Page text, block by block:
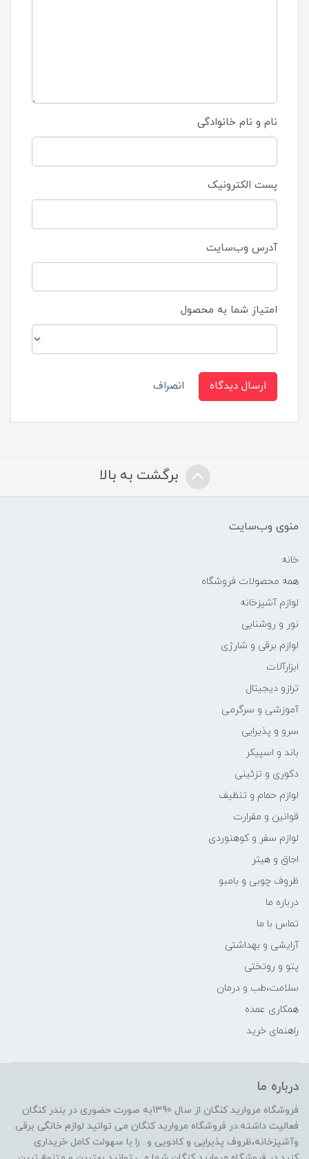
نام و نام خانوادگی
پست الکترونیک
آدرس وب‌سایت
امتیاز شما به محصول
ارسال دیدگاه انصراف
برگشت به بالا
منوی وب‌سایت
خانه
همه محصولات فروشگاه
لوازم آشپزخانه
نور و روشنایی
لوازم برقی و شارژی
ابزارآلات
ترازو دیجیتال
آموزشی و سرگرمی
سرو و پذیرایی
باند و اسپیکر
دکوری و تزئینی
لوازم حمام و تنظیف
قوانین و مقرارت
لوازم سفر و کوهنوردی
اجاق و هیتر
ظروف چوبی و بامبو
درباره ما
تماس با ما
آرایشی و بهداشتی
پتو و روتختی
سلامت،طب و درمان
همکاری عمده
راهنمای خرید
درباره ما
فروشگاه مروارید کنگان از سال 1390به صورت حضوری در بندر کنگان
فعالیت داشته.در فروشگاه مروارید کنگان می توانید لوازم خانگی برقی
وآشپزخانه،ظروف پذیرایی و کادویی و.. را با سهولت کامل خریداری